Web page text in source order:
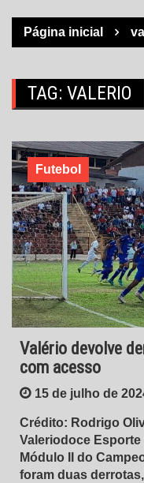
Página inicial
TAG: VALERIO
Futebol
Valério devolve
com acesso
15 de julho de
Crédito: Rodrigo
Valeriodoce
Módulo II do
foram duas